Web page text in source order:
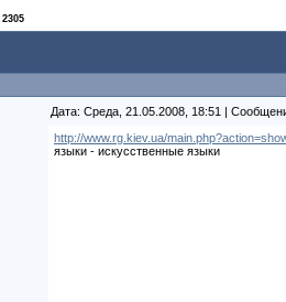
2305
Дата: Среда, 21.05.2008, 18:51 |
http://www.rg.kiev.ua/
языки - искусственные языки